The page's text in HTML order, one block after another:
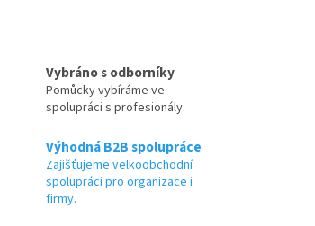
Vybráno s odborníky
Pomůcky vybíráme ve
spolupráci s profesionály.
Výhodná B2B spolupráce
Zajišťujeme velkoobchodní
spolupráci pro organizace i
firmy.